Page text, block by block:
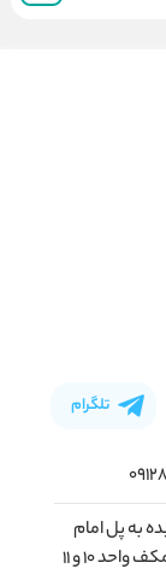
تلگرام
به پل امام
۱۰ و ۱۱